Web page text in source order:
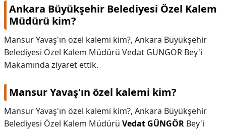
Ankara Büyükşehir Belediyesi Özel Kalem
Müdürü kim?
Mansur Yavaş'ın özel kalemi kim?, Ankara Büyükşehir
Belediyesi Özel Kalem Müdürü Vedat GÜNGÖR Bey'i
Makamında ziyaret ettik.
Mansur Yavaş'ın özel kalemi kim?
Mansur Yavaş'ın özel kalemi kim?, Ankara Büyükşehir
Belediyesi Özel Kalem Müdürü Vedat GÜNGÖR Bey'i